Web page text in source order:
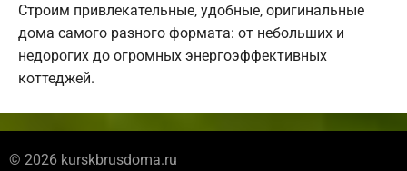
Строим привлекательные, удобные, оригинальные
дома самого разного формата: от небольших и
недорогих до огромных энергоэффективных
коттеджей.
© 2026 kurskbrusdoma.ru